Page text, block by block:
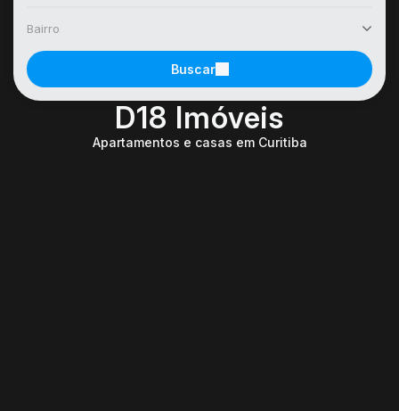
D18 Imóveis
Apartamentos e casas em Curitiba
Bairro
Buscar